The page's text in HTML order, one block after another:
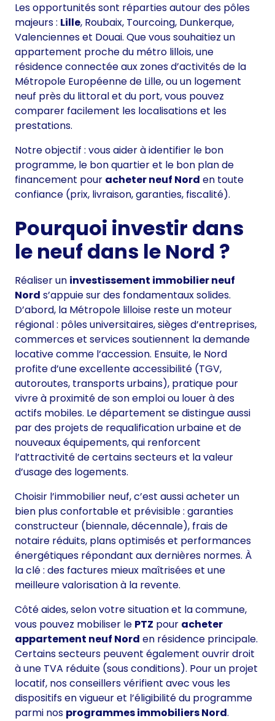
Les opportunités sont réparties autour des pôles
majeurs : Lille, Roubaix, Tourcoing, Dunkerque,
Valenciennes et Douai. Que vous souhaitiez un
appartement proche du métro lillois, une
résidence connectée aux zones d’activités de la
Métropole Européenne de Lille, ou un logement
neuf près du littoral et du port, vous pouvez
comparer facilement les localisations et les
prestations.
Notre objectif : vous aider à identifier le bon
programme, le bon quartier et le bon plan de
financement pour acheter neuf Nord en toute
confiance (prix, livraison, garanties, fiscalité).
Pourquoi investir dans
le neuf dans le Nord ?
Réaliser un investissement immobilier neuf
Nord s’appuie sur des fondamentaux solides.
D’abord, la Métropole lilloise reste un moteur
régional : pôles universitaires, sièges d’entreprises,
commerces et services soutiennent la demande
locative comme l’accession. Ensuite, le Nord
profite d’une excellente accessibilité (TGV,
autoroutes, transports urbains), pratique pour
vivre à proximité de son emploi ou louer à des
actifs mobiles. Le département se distingue aussi
par des projets de requalification urbaine et de
nouveaux équipements, qui renforcent
l’attractivité de certains secteurs et la valeur
d’usage des logements.
Choisir l’immobilier neuf, c’est aussi acheter un
bien plus confortable et prévisible : garanties
constructeur (biennale, décennale), frais de
notaire réduits, plans optimisés et performances
énergétiques répondant aux dernières normes. À
la clé : des factures mieux maîtrisées et une
meilleure valorisation à la revente.
Côté aides, selon votre situation et la commune,
vous pouvez mobiliser le PTZ pour acheter
appartement neuf Nord en résidence principale.
Certains secteurs peuvent également ouvrir droit
à une TVA réduite (sous conditions). Pour un projet
locatif, nos conseillers vérifient avec vous les
dispositifs en vigueur et l’éligibilité du programme
parmi nos programmes immobiliers Nord.